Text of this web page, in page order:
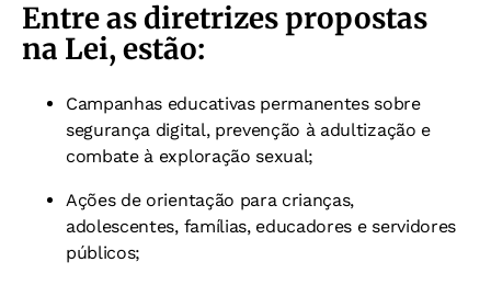
Entre as diretrizes propostas
na Lei, estão:
Campanhas educativas permanentes sobre
segurança digital, prevenção à adultização e
combate à exploração sexual;
Ações de orientação para crianças,
adolescentes, famílias, educadores e servidores
públicos;